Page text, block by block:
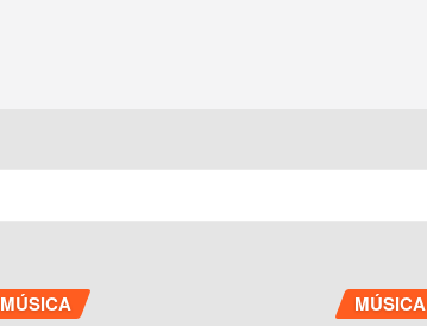
MÚSICA MÚSICA